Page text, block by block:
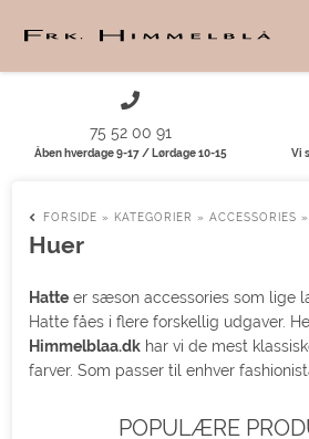
75 52 00 91
Åben hverdage 9-17 / Lørdage 10-15 Vi
FORSIDE » KATEGORIER »ACCESSORIES »
Huer
Hatte er sæson accessories som lige
Hatte fåes i flere forskellig udgaver.
Himmelblaa.dk har vi de mest
farver. Som passer til enhver
POPULÆRE